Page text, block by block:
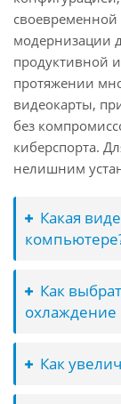
модернизации
продуктивной
протяжении
видеокарты,
без
киберспорта.
нелишним
Какая
Как
охлаждение
Как